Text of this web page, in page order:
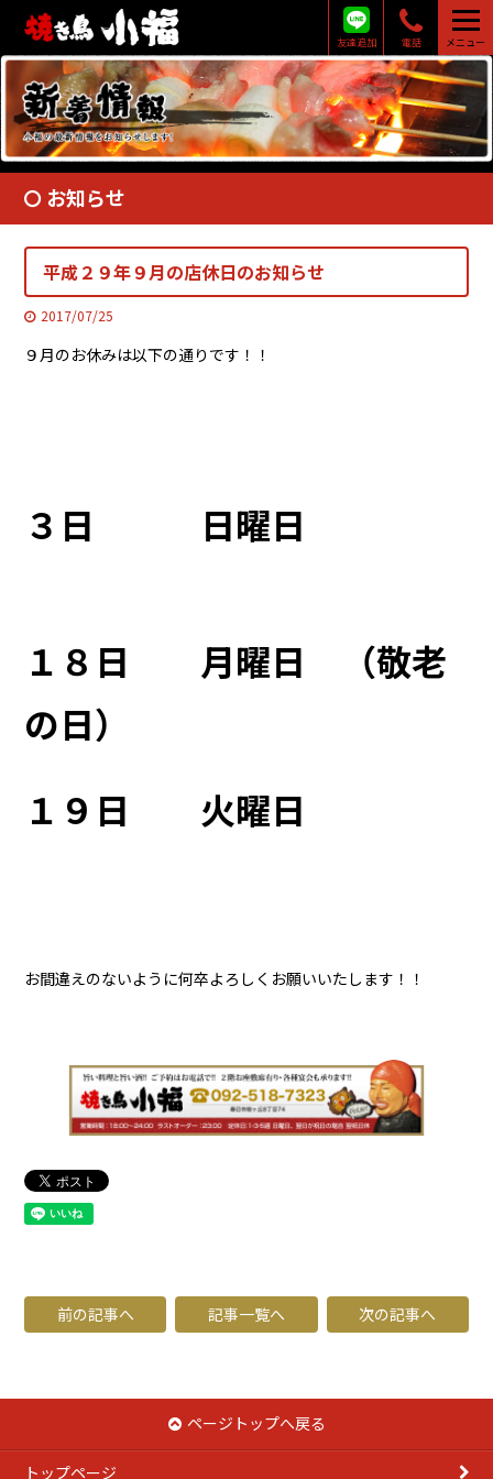
友達追加 電話 メニュー
お知らせ
平成２９年９月の店休日のお知らせ
2017/07/25
９月のお休みは以下の通りです！！
３日 日曜日
１８日 月曜日 （敬老
の日）
１９日 火曜日
お間違えのないように何卒よろしくお願いいたします！！
前の記事へ 記事一覧へ 次の記事へ
ページトップへ戻る
トップページ